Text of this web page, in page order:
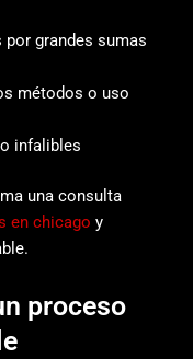
grandes sumas
métodos o uso
infalibles
una consulta
en chicago y
proceso